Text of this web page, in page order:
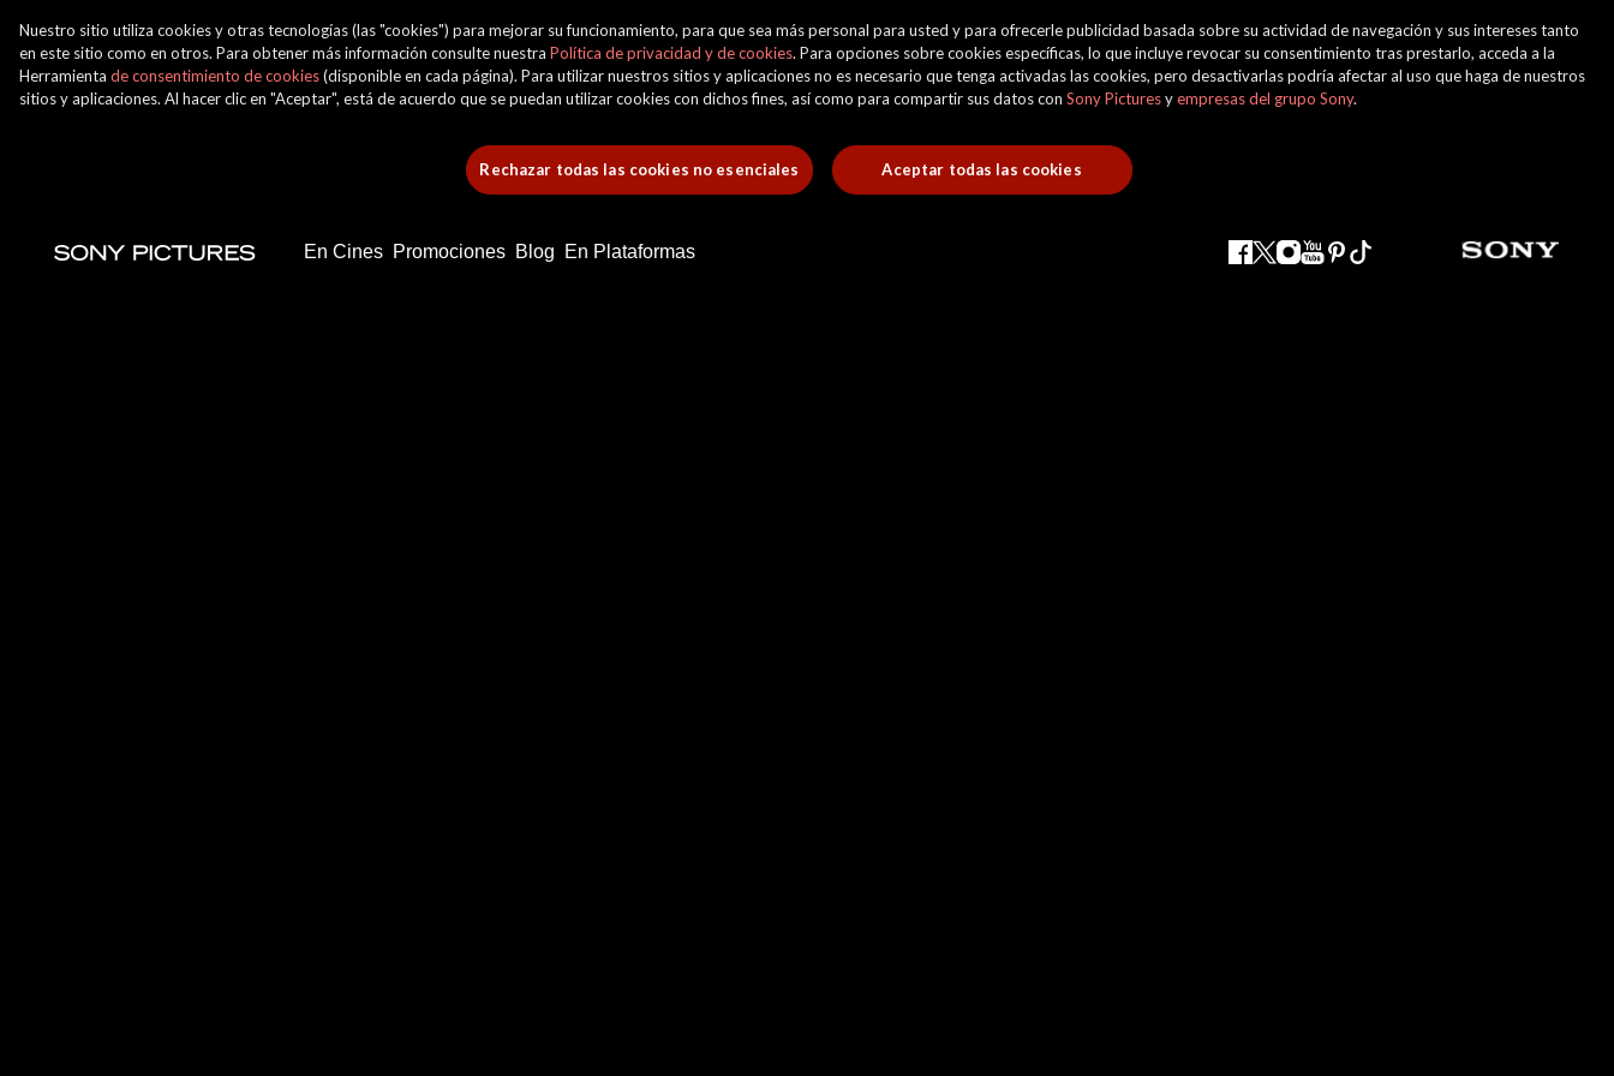
En Cines Promociones Blog En Plataformas
Nuestro sitio utiliza cookies y otras tecnologías (las "cookies") para mejorar su funcionamiento, para que sea más personal para usted y para ofrecerle publicidad basada sobre su actividad de navegación y sus intereses tanto
en este sitio como en otros. Para obtener más información consulte nuestra Política de privacidad y de cookies. Para opciones sobre cookies específicas, lo que incluye revocar su consentimiento tras prestarlo, acceda a la
Herramienta de consentimiento de cookies(disponible en cada página). Para utilizar nuestros sitios y aplicaciones no es necesario que tenga activadas las cookies, pero desactivarlas podría afectar al uso que haga de nuestros
sitios y aplicaciones. Al hacer clic en "Aceptar", está de acuerdo que se puedan utilizar cookies con dichos fines, así como para compartir sus datos con Sony Picturesyempresas del grupo Sony.
Rechazar todas las cookies no esenciales Aceptar todas las cookies